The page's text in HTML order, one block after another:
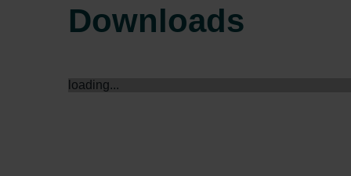
Downloads
loading...